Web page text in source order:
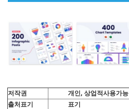
저작권
개인, 상업적사용가능
출처표기
표기